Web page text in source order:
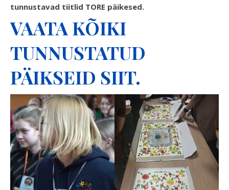
tunnustavad tiitlid TORE päikesed.
VAATA KÕIKI
TUNNUSTATUD
PÄIKSEID SIIT.